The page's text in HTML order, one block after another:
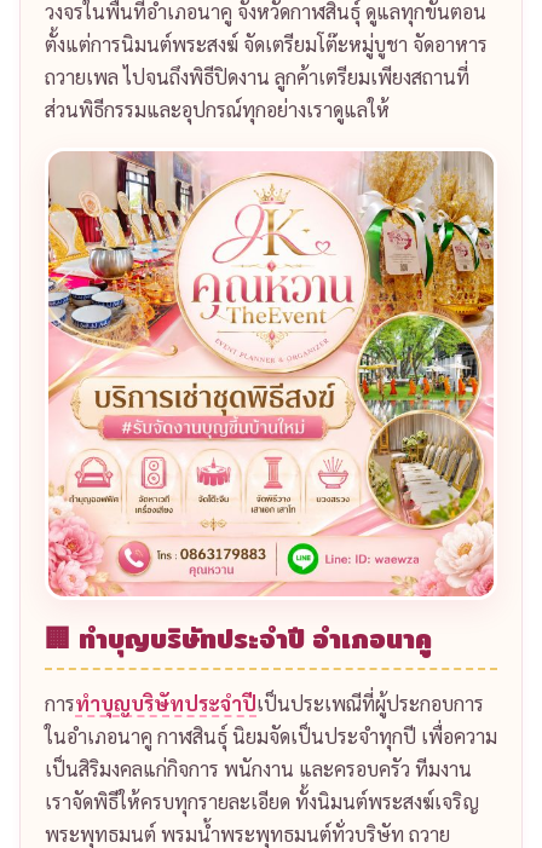
📝 บริการในพื้นที่
บริการ ทำบุญบริษัท ออฟฟิศ
เราทำบุญทีมงานรับจัดทำบุญบริษัท / ออฟฟิศครบ
วงจรในพื้นที่อำเภอนาคู จังหวัดกาฬสินธุ์ ดูแลทุกขั้นตอน
ตั้งแต่การนิมนต์พระสงฆ์ จัดเตรียมโต๊ะหมู่บูชา จัดอาหาร
ถวายเพล ไปจนถึงพิธีปิดงาน ลูกค้าเตรียมเพียงสถานที่
ส่วนพิธีกรรมและอุปกรณ์ทุกอย่างเราดูแลให้